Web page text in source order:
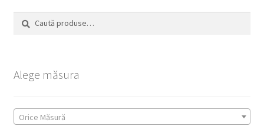
Caută
după:
Caută
Alege măsura
Orice Măsură